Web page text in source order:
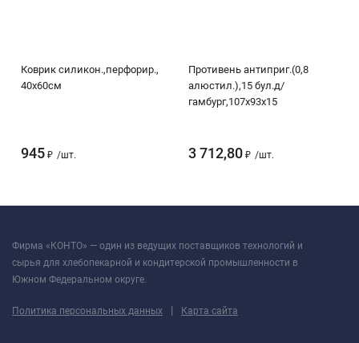
Коврик силикон.,перфорир.,
40х60см
945 ₽ /шт.
Противень антиприг.(0,8
алюстил.),15 бул.д/
гамбург,107х93х15
3 712,80 ₽ /шт.
Фирма «КОНТО» — один из ведущих поставщиков технологий и
сырья для хлебопекарной и кондитерской промышленности в
Южном Федеральном округе.
Политика персональных данных | Карта сайта